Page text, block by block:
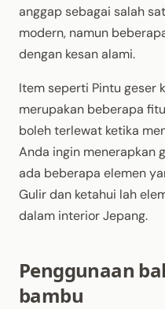
anggap sebagai salah
modern, namun
dengan kesan alami.
Item seperti Pintu geser
merupakan beberapa
boleh terlewat ketika
Anda ingin menerapkan
ada beberapa elemen
Gulir dan ketahui lah
dalam interior Jepang.
Penggunaan
bambu